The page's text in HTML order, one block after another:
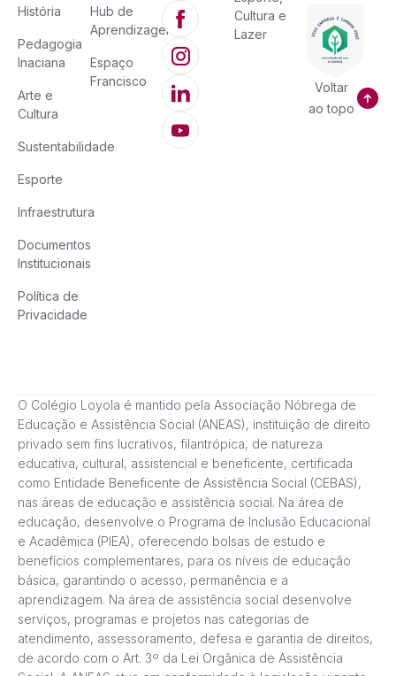
História
Pedagogia
Inaciana
Arte e
Cultura
Sustentabilidade
Esporte
Infraestrutura
Documentos
Institucionais
Política de
Privacidade
Hub de
Aprendizagem
Espaço
Francisco
Cultura e
Lazer
Voltar
ao topo
O Colégio Loyola é mantido pela Associação Nóbrega de
Educação e Assistência Social (ANEAS), instituição de direito
privado sem fins lucrativos, filantrópica, de natureza
educativa, cultural, assistencial e beneficente, certificada
como Entidade Beneficente de Assistência Social (CEBAS),
nas áreas de educação e assistência social. Na área de
educação, desenvolve o Programa de Inclusão Educacional
e Acadêmica (PIEA), oferecendo bolsas de estudo e
benefícios complementares, para os níveis de educação
básica, garantindo o acesso, permanência e a
aprendizagem. Na área de assistência social desenvolve
serviços, programas e projetos nas categorias de
atendimento, assessoramento, defesa e garantia de direitos,
de acordo com o Art. 3º da Lei Orgânica de Assistência